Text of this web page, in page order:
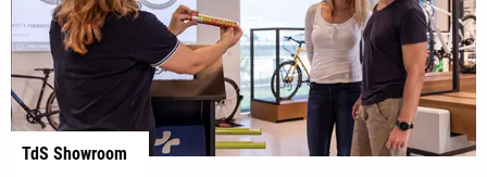
TdS Showroom